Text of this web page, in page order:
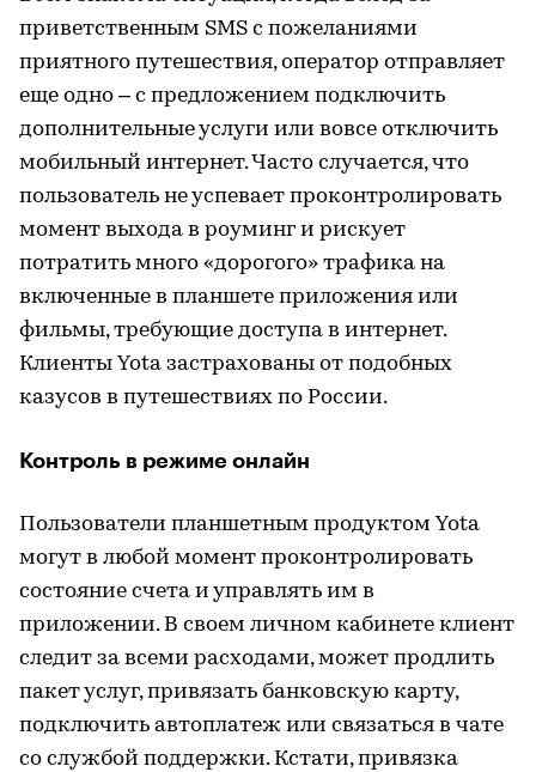
приветственным SMS с пожеланиями
приятного путешествия, оператор отправляет
еще одно – с предложением подключить
дополнительные услуги или вовсе отключить
мобильный интернет. Часто случается, что
пользователь не успевает проконтролировать
момент выхода в роуминг и рискует
потратить много «дорогого» трафика на
включенные в планшете приложения или
фильмы, требующие доступа в интернет.
Клиенты Yota застрахованы от подобных
казусов в путешествиях по России.
Контроль в режиме онлайн
Пользователи планшетным продуктом Yota
могут в любой момент проконтролировать
состояние счета и управлять им в
приложении. В своем личном кабинете клиент
следит за всеми расходами, может продлить
пакет услуг, привязать банковскую карту,
подключить автоплатеж или связаться в чате
со службой поддержки. Кстати, привязка